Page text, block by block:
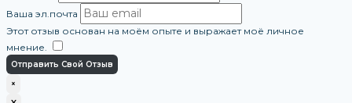
Ваша эл.почта
Этот отзыв основан на моём опыте и выражает моё личное
мнение.
Отправить Свой Отзыв
×